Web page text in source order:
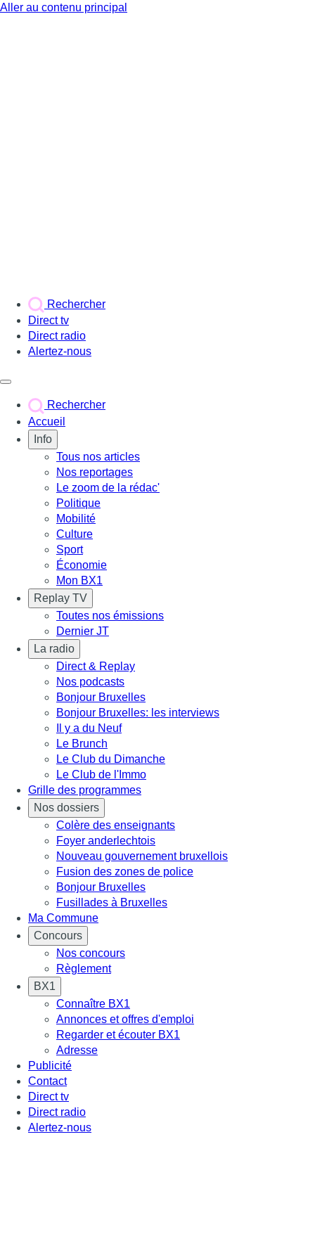
Aller au contenu principal
Rechercher
Direct tv
Direct radio
Alertez-nous
Rechercher
Accueil
Info
Tous nos articles
Nos reportages
Le zoom de la rédac'
Politique
Mobilité
Culture
Sport
Économie
Mon BX1
Replay TV
Toutes nos émissions
Dernier JT
La radio
Direct & Replay
Nos podcasts
Bonjour Bruxelles
Bonjour Bruxelles: les interviews
Il y a du Neuf
Le Brunch
Le Club du Dimanche
Le Club de l'Immo
Grille des programmes
Nos dossiers
Colère des enseignants
Foyer anderlechtois
Nouveau gouvernement bruxellois
Fusion des zones de police
Bonjour Bruxelles
Fusillades à Bruxelles
Ma Commune
Concours
Nos concours
Règlement
BX1
Connaître BX1
Annonces et offres d'emploi
Regarder et écouter BX1
Adresse
Publicité
Contact
Direct tv
Direct radio
Alertez-nous